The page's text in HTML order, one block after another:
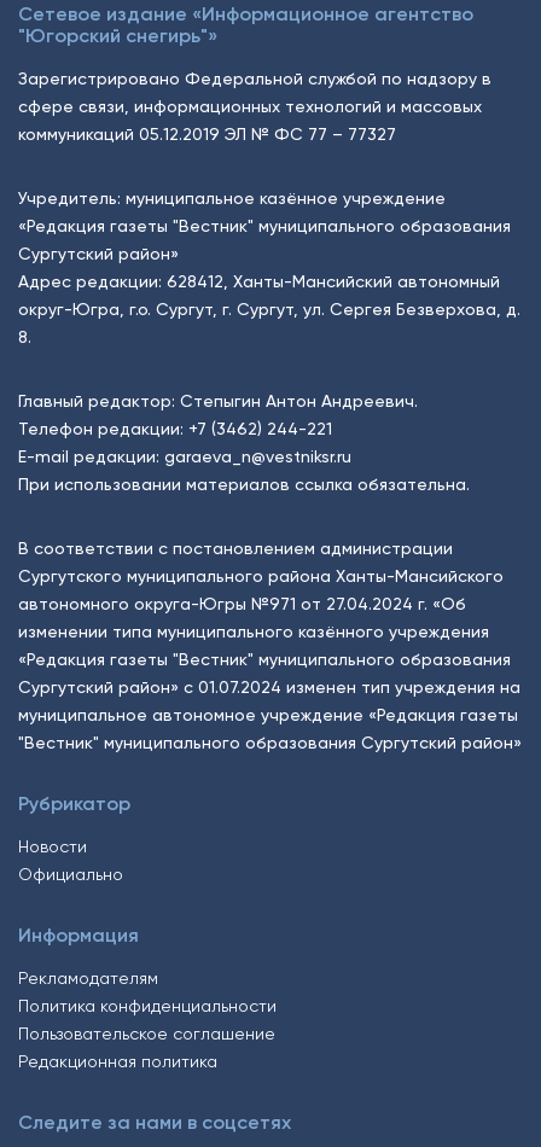
Сетевое издание «Информационное агентство
"Югорский снегирь"»
Зарегистрировано Федеральной службой по надзору в
сфере связи, информационных технологий и массовых
коммуникаций 05.12.2019 ЭЛ № ФС 77 – 77327
Учредитель: муниципальное казённое учреждение
«Редакция газеты "Вестник" муниципального образования
Сургутский район»
Адрес редакции: 628412, Ханты-Мансийский автономный
округ-Югра, г.о. Сургут, г. Сургут, ул. Сергея Безверхова, д.
8.
Главный редактор: Степыгин Антон Андреевич.
Телефон редакции: +7 (3462) 244-221
E-mail редакции: garaeva_n@vestniksr.ru
При использовании материалов ссылка обязательна.
В соответствии с постановлением администрации
Сургутского муниципального района Ханты-Мансийского
автономного округа-Югры №971 от 27.04.2024 г. «Об
изменении типа муниципального казённого учреждения
«Редакция газеты "Вестник" муниципального образования
Сургутский район» с 01.07.2024 изменен тип учреждения на
муниципальное автономное учреждение «Редакция газеты
"Вестник" муниципального образования Сургутский район»
Рубрикатор
Новости
Официально
Информация
Рекламодателям
Политика конфиденциальности
Пользовательское соглашение
Редакционная политика
Следите за нами в соцсетях